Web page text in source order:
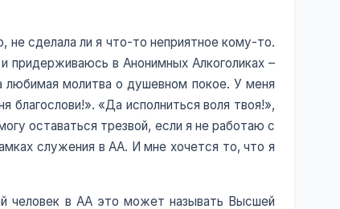
не сделала ли я что-то неприятное кому-то.
придерживаюсь в Анонимных Алкоголиках –
любимая молитва о душевном покое. У меня
благослови!». «Да исполниться воля твоя!»,
оставаться трезвой, если я не работаю с
служения в АА. И мне хочется то, что я
человек в АА это может называть Высшей